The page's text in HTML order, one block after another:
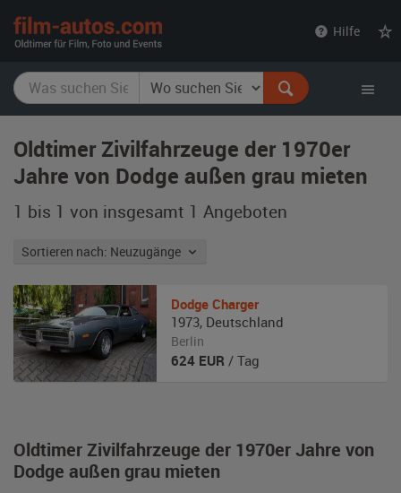
Hilfe
Oldtimer Zivilfahrzeuge der 1970er
Jahre von Dodge außen grau mieten
1 bis 1 von insgesamt 1 Angeboten
Sortieren nach: Neuzugänge
Oldtimer Zivilfahrzeuge der 1970er Jahre von
Dodge außen grau mieten
Dodge Charger
1973, Deutschland
Berlin
624 EUR / Tag